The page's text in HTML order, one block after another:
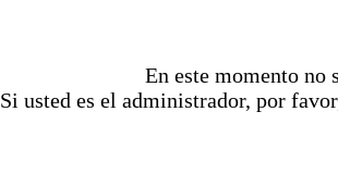
En este momento no
Si usted es el administrador, por